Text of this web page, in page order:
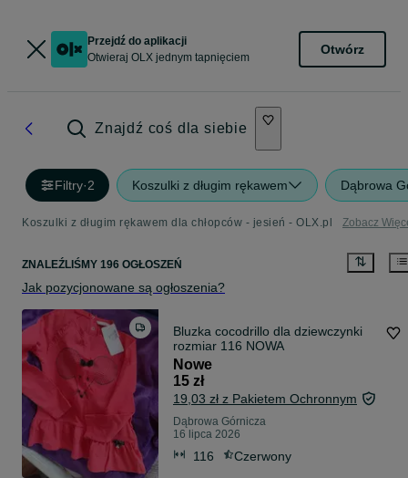
Przejdź do aplikacji
Otwieraj OLX jednym tapnięciem
Otwórz
Znajdź coś dla siebie
Filtry·2 Koszulki z długim rękawem Dąbrowa
Koszulki z długim rękawem dla chłopców - jesień - OLX.pl Zobacz
ZNALEŹLIŚMY 196 OGŁOSZEŃ
Jak pozycjonowane są ogłoszenia?
Bluzka cocodrillo dla dziewczynki
rozmiar 116 NOWA
Nowe
15 zł
19,03 zł z Pakietem Ochronnym
Dąbrowa Górnicza
16 lipca 2026
116 Czerwony